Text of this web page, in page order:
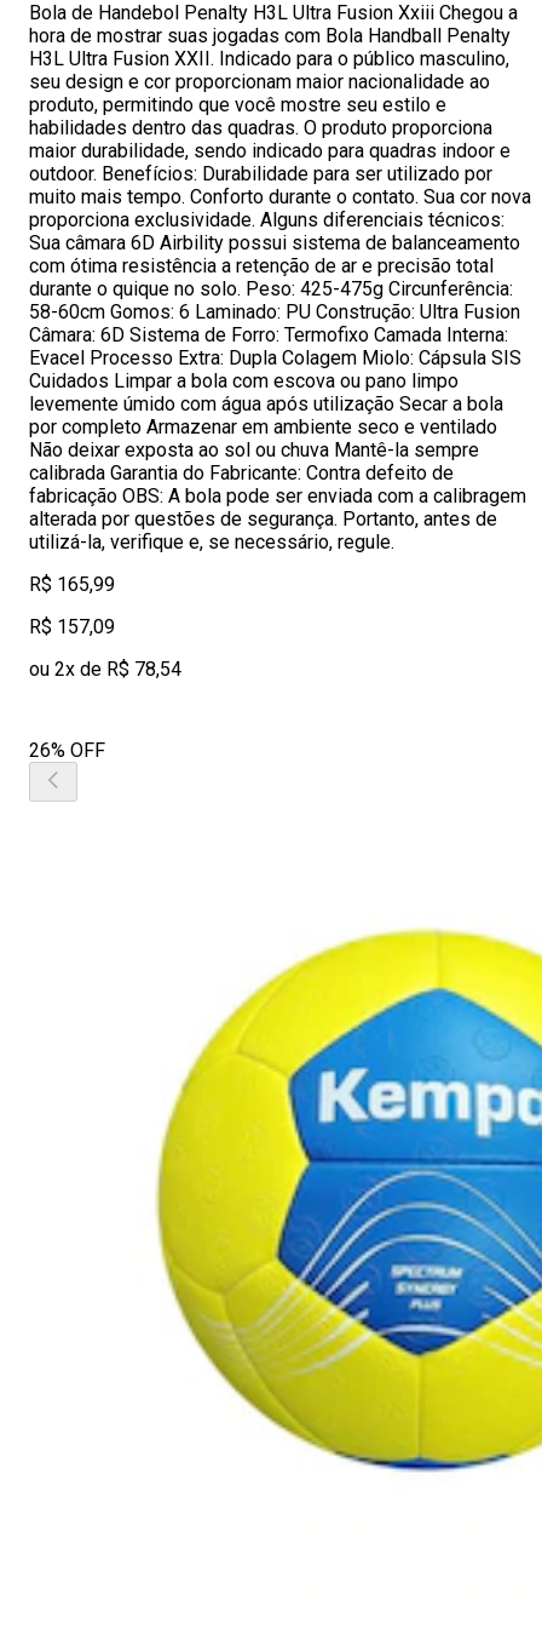
Bola de Handebol Penalty H3L Ultra Fusion Xxiii Chegou a
hora de mostrar suas jogadas com Bola Handball Penalty
H3L Ultra Fusion XXII. Indicado para o público masculino,
seu design e cor proporcionam maior nacionalidade ao
produto, permitindo que você mostre seu estilo e
habilidades dentro das quadras. O produto proporciona
maior durabilidade, sendo indicado para quadras indoor e
outdoor. Benefícios: Durabilidade para ser utilizado por
muito mais tempo. Conforto durante o contato. Sua cor nova
proporciona exclusividade. Alguns diferenciais técnicos:
Sua câmara 6D Airbility possui sistema de balanceamento
com ótima resistência a retenção de ar e precisão total
durante o quique no solo. Peso: 425-475g Circunferência:
58-60cm Gomos: 6 Laminado: PU Construção: Ultra Fusion
Câmara: 6D Sistema de Forro: Termofixo Camada Interna:
Evacel Processo Extra: Dupla Colagem Miolo: Cápsula SIS
Cuidados Limpar a bola com escova ou pano limpo
levemente úmido com água após utilização Secar a bola
por completo Armazenar em ambiente seco e ventilado
Não deixar exposta ao sol ou chuva Mantê-la sempre
calibrada Garantia do Fabricante: Contra defeito de
fabricação OBS: A bola pode ser enviada com a calibragem
alterada por questões de segurança. Portanto, antes de
utilizá-la, verifique e, se necessário, regule.
R$ 165,99
R$ 157,09
ou 2x de R$ 78,54
26% OFF